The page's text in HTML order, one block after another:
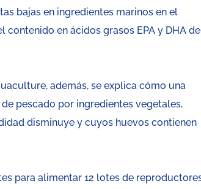
bajas en ingredientes marinos en el
en ácidos grasos EPA y DHA
además, se explica cómo una
pescado por ingredientes vegetales,
disminuye y cuyos huevos contienen
para alimentar 12 lotes de